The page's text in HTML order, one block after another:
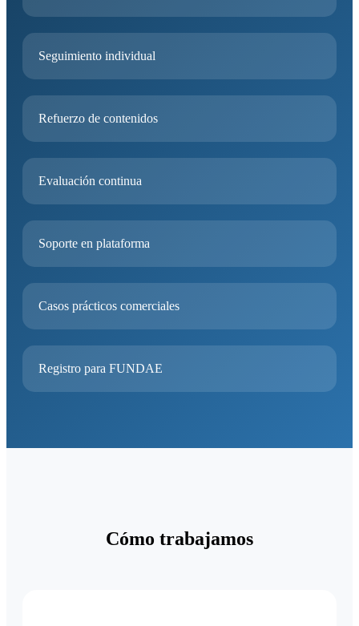
Seguimiento individual
Refuerzo de contenidos
Evaluación continua
Soporte en plataforma
Casos prácticos comerciales
Registro para FUNDAE
Cómo trabajamos